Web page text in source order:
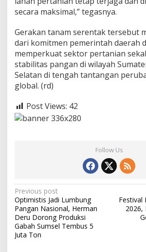
secara maksimal,” tegasnya.
Gerakan tanam serentak tersebut
dari komitmen pemerintah daerah
memperkuat sektor pertanian
stabilitas pangan di wilayah
Selatan di tengah tantangan
global. (rd)
Post Views: 42
Follow Us
P
o
s
t
Previous post
Optimistis Jadi Lumbung
Pangan Nasional, Herman
Deru Dorong Produksi
Gabah Sumsel Tembus 5
Juta Ton
Festival
2026,